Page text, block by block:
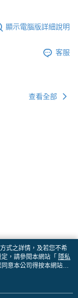
顯示電腦版詳細說明
客服
查看全部
式之詳情，及若您不希
，請參閱本網站「 隱私
意本公司得按本網站使